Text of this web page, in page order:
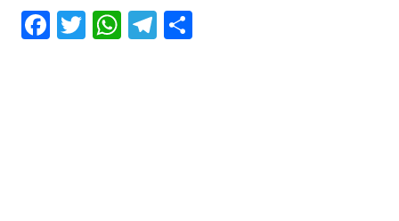
Facebook
Twitter
WhatsApp
Telegram